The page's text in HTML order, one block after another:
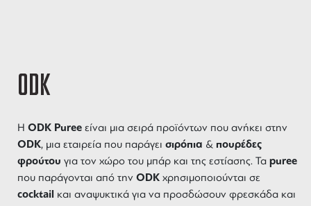
ODK
Η ODK Pureeείναι μια σειρά προϊόντων που ανήκει στην
ODK, μια εταιρεία που παράγει σιρόπια & πουρέδες
φρούτου για τον χώρο του μπάρ και της εστίασης. Τα puree
που παράγονται από την ODKχρησιμοποιούνται σε
cocktail και αναψυκτικά για να προσδώσουν φρεσκάδα και